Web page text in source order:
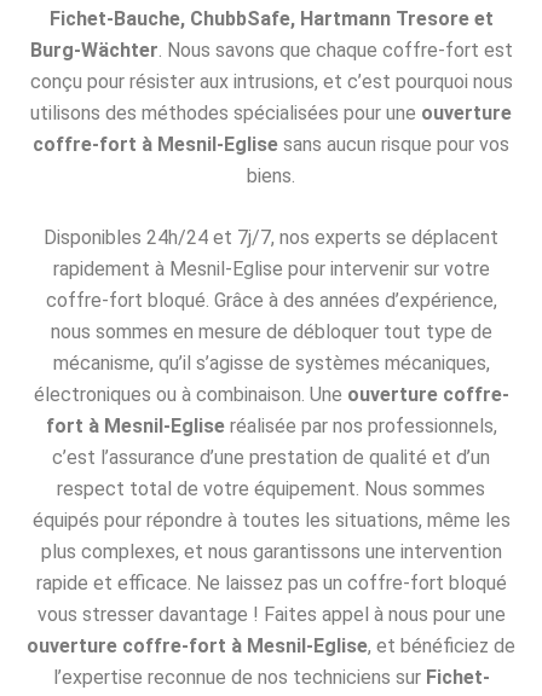
Fichet-Bauche, ChubbSafe, Hartmann Tresore et
Burg-Wächter . Nous savons que chaque coffre-fort est
conçu pour résister aux intrusions, et c’est pourquoi nous
utilisons des méthodes spécialisées pour une ouverture
coffre-fort à Mesnil-Eglise sans aucun risque pour vos
biens.
Disponibles 24h/24 et 7j/7, nos experts se déplacent
rapidement à Mesnil-Eglise pour intervenir sur votre
coffre-fort bloqué. Grâce à des années d’expérience,
nous sommes en mesure de débloquer tout type de
mécanisme, qu’il s’agisse de systèmes mécaniques,
électroniques ou à combinaison. Une ouverture coffre-
fort à Mesnil-Egliseréalisée par nos professionnels,
c’est l’assurance d’une prestation de qualité et d’un
respect total de votre équipement. Nous sommes
équipés pour répondre à toutes les situations, même les
plus complexes, et nous garantissons une intervention
rapide et efficace. Ne laissez pas un coffre-fort bloqué
vous stresser davantage ! Faites appel à nous pour une
ouverture coffre-fort à Mesnil-Eglise, et bénéficiez de
l’expertise reconnue de nos techniciens sur Fichet-